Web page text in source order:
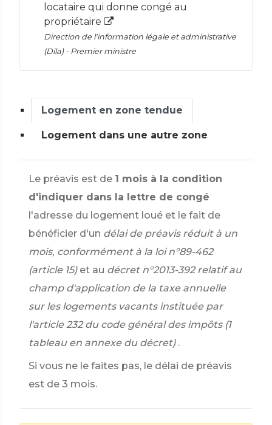
locataire qui donne congé au
propriétaire
Direction de l'information légale et administrative
(Dila) - Premier ministre
Logement en zone tendue
Logement dans une autre zone
Le préavis est de 1 mois à la condition
d'indiquer dans la lettre de congé
l'adresse du logement loué et le fait de
bénéficier d'un délai de préavis réduit à un
mois, conformément à la loi n°89-462
(article 15) et au décret n°2013-392 relatif au
champ d'application de la taxe annuelle
sur les logements vacants instituée par
l'article 232 du code général des impôts (1
tableau en annexe du décret) .
Si vous ne le faites pas, le délai de préavis
est de 3 mois.